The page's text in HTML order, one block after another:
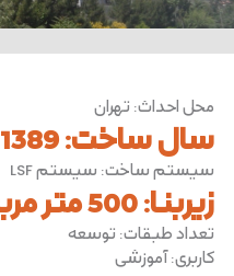
محل احداث: تهران
سال ساخت:
1389
سیستم ساخت: سیستم LSF
زیربنا:500 متر مربع
تعداد طبقات: توسعه
کاربری:آموزشی